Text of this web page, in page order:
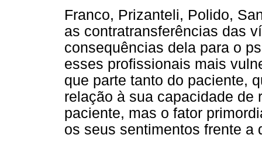
Franco, Prizanteli, Polido,
as contratransferências das
consequências dela para o
esses profissionais mais
que parte tanto do paciente,
relação à sua capacidade de
paciente, mas o fator
os seus sentimentos frente a